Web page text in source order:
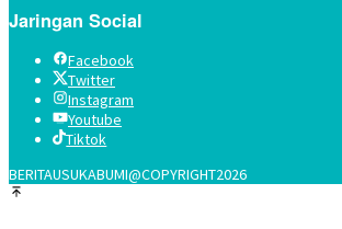
Jaringan Social
Facebook
Twitter
Instagram
Youtube
Tiktok
BERITAUSUKABUMI@COPYRIGHT2026